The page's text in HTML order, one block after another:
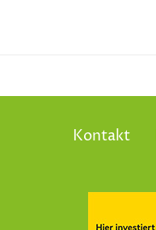
Kontakt